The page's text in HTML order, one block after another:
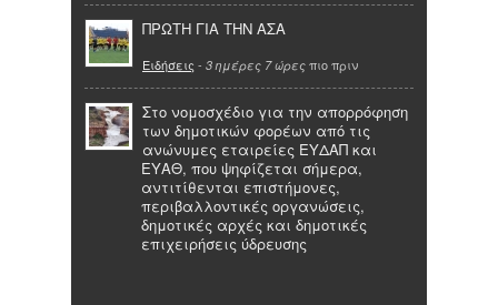
ΠΡΩΤΗ ΓΙΑ ΤΗΝ ΑΣΑ
Ειδήσεις - 3 ημέρες 7 ώρες πιο πριν
Στο νομοσχέδιο για την απορρόφηση
των δημοτικών φορέων από τις
ανώνυμες εταιρείες ΕΥΔΑΠ και
ΕΥΑΘ, που ψηφίζεται σήμερα,
αντιτίθενται επιστήμονες,
περιβαλλοντικές οργανώσεις,
δημοτικές αρχές και δημοτικές
επιχειρήσεις ύδρευσης